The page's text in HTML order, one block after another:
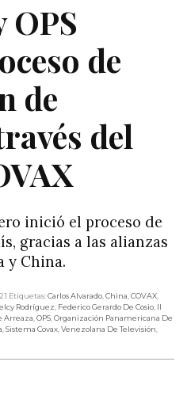
OPS
de
de
del
inició el proceso de
gracias a las alianzas
y China.
Etiquetas:Carlos Alvarado,China,COVAX,
Rodríguez, Federico Gerardo De Cosio, II
Arreaza,OPS,Organización Panamericana De
,Sistema Covax,Venezolana De Televisión,